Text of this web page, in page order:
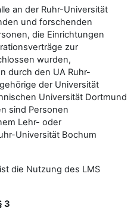
an der Ruhr-Universität
und forschenden
die Einrichtungen
zur
wurden,
durch den UA Ruhr-
der Universität
Universität Dortmund
sind Personen
Lehr- oder
Universität Bochum
die Nutzung des LMS
3